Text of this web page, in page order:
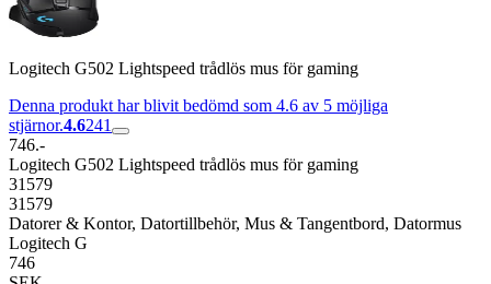
Logitech G502 Lightspeed trådlös mus för gaming
Denna produkt har blivit bedömd som 4.6 av 5 möjliga
stjärnor.4.6241
746.-
Logitech G502 Lightspeed trådlös mus för gaming
31579
31579
Datorer & Kontor, Datortillbehör, Mus & Tangentbord, Datormus
Logitech G
746